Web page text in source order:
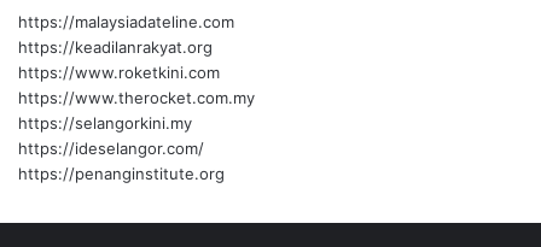
h
I
n
s
e
n
t
https://malaysiadateline.com
https://keadilanrakyat.org
https://www.roketkini.com
https://www.therocket.com.my
https://selangorkini.my
https://ideselangor.com/
https://penanginstitute.org